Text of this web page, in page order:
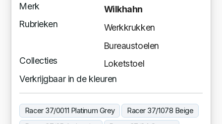
Merk
Wilkhahn
Rubrieken
Werkkrukken
Bureaustoelen
Collecties
Loketstoel
Verkrijgbaar in de kleuren
Racer 37/0011 Platinum Grey
Racer 37/1078 Beige